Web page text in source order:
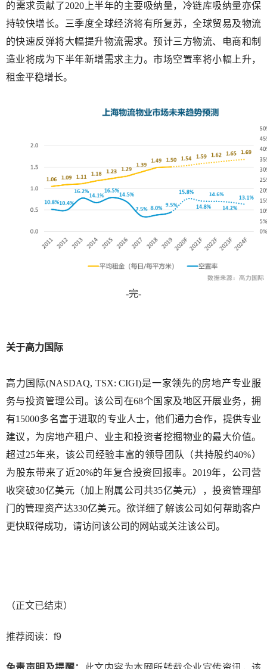
的需求贡献了2020上半年的主要吸纳量，冷链库吸纳量亦保
持较快增长。三季度全球经济将有所复苏，全球贸易及物流
的快速反弹将大幅提升物流需求。预计三方物流、电商和制
造业将成为下半年新增需求主力。市场空置率将小幅上升，
租金平稳增长。
-完-
关于高力国际
高力国际(NASDAQ, TSX: CIGI)是一家领先的房地产专业服
务与投资管理公司。该公司在68个国家及地区开展业务，拥
有15000多名富于进取的专业人士，他们通力合作，提供专业
建议，为房地产租户、业主和投资者挖掘物业的最大价值。
超过25年来，该公司经验丰富的领导团队（共持股约40%）
为股东带来了近20%的年复合投资回报率。 2019年，公司营
收突破30亿美元（加上附属公司共35亿美元），投资管理部
门的管理资产达330亿美元。欲详细了解该公司如何帮助客户
更快取得成功，请访问该公司的网站或关注该公司。
（正文已结束）
推荐阅读： f9